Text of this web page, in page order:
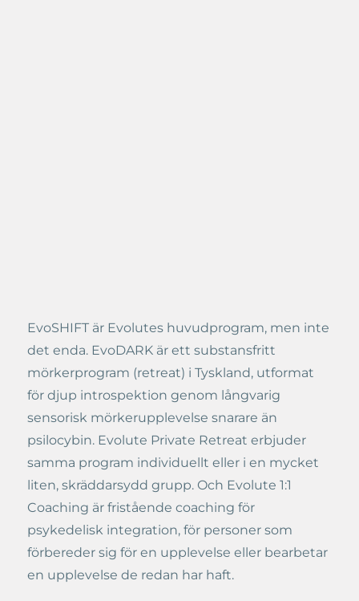
EvoSHIFT är Evolutes huvudprogram, men inte
det enda. EvoDARK är ett substansfritt
mörkerprogram (retreat) i Tyskland, utformat
för djup introspektion genom långvarig
sensorisk mörkerupplevelse snarare än
psilocybin. Evolute Private Retreat erbjuder
samma program individuellt eller i en mycket
liten, skräddarsydd grupp. Och Evolute 1:1
Coaching är fristående coaching för
psykedelisk integration, för personer som
förbereder sig för en upplevelse eller bearbetar
en upplevelse de redan har haft.